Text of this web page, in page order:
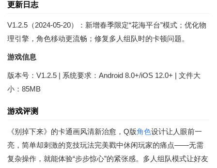
更新日志
V1.2.5（2024-05-20）：新增春季限定“花海平台”模式；优化物
理引擎，角色移动更流畅；修复多人组队时的卡顿问题。
游戏信息
版本号：V1.2.5 | 系统要求：Android 8.0+/iOS 12.0+ | 文件大
小：85MB
游戏评测
《别掉下来》的卡通画风清新治愈，Q版角色设计让人眼前一
亮，简单却刺激的竞技玩法完美戳中休闲玩家的痛点——无需
复杂操作，就能体验“步步惊心”的紧张感。多人组队模式让好友